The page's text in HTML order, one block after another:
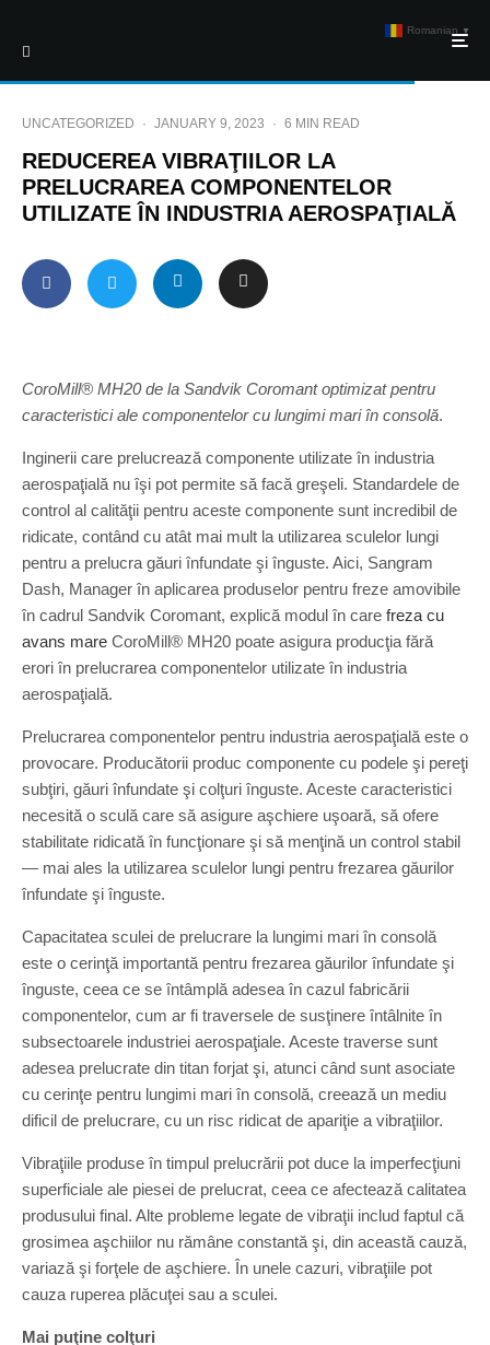
UNCATEGORIZED · JANUARY 9, 2023 · 6 MIN READ
REDUCEREA VIBRAŢIILOR LA
PRELUCRAREA COMPONENTELOR
UTILIZATE ÎN INDUSTRIA AEROSPAŢIALĂ
CoroMill® MH20 de la Sandvik Coromant optimizat pentru
caracteristici ale componentelor cu lungimi mari în consolă.
Inginerii care prelucrează componente utilizate în industria
aerospaţială nu îşi pot permite să facă greşeli. Standardele de
control al calităţii pentru aceste componente sunt incredibil de
ridicate, contând cu atât mai mult la utilizarea sculelor lungi
pentru a prelucra găuri înfundate şi înguste. Aici, Sangram
Dash, Manager în aplicarea produselor pentru freze amovibile
în cadrul Sandvik Coromant, explică modul în care freza cu
avans mare CoroMill® MH20 poate asigura producţia fără
erori în prelucrarea componentelor utilizate în industria
aerospaţială.
Prelucrarea componentelor pentru industria aerospaţială este o
provocare. Producătorii produc componente cu podele şi pereţi
subţiri, găuri înfundate şi colţuri înguste. Aceste caracteristici
necesită o sculă care să asigure aşchiere uşoară, să ofere
stabilitate ridicată în funcţionare şi să menţină un control stabil
― mai ales la utilizarea sculelor lungi pentru frezarea găurilor
înfundate şi înguste.
Capacitatea sculei de prelucrare la lungimi mari în consolă
este o cerinţă importantă pentru frezarea găurilor înfundate şi
înguste, ceea ce se întâmplă adesea în cazul fabricării
componentelor, cum ar fi traversele de susţinere întâlnite în
subsectoarele industriei aerospaţiale. Aceste traverse sunt
adesea prelucrate din titan forjat şi, atunci când sunt asociate
cu cerinţe pentru lungimi mari în consolă, creează un mediu
dificil de prelucrare, cu un risc ridicat de apariţie a vibraţiilor.
Vibraţiile produse în timpul prelucrării pot duce la imperfecţiuni
superficiale ale piesei de prelucrat, ceea ce afectează calitatea
produsului final. Alte probleme legate de vibraţii includ faptul că
grosimea aşchiilor nu rămâne constantă şi, din această cauză,
variază şi forţele de aşchiere. În unele cazuri, vibraţiile pot
cauza ruperea plăcuţei sau a sculei.
Mai puţine colţuri
Romanian ▼